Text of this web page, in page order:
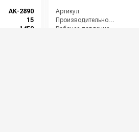
AK-2890
15
1450
Артикул:
Производительность (л/ч):